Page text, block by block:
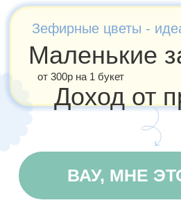
Нет сезонности и высокий спрос.
из зефирных цветов = праздник, а
происходят круглый год
праздники, дни рождения,
Низкая себестоимость и
простого букета от 2000 ₽ при
всего до 500 ₽.